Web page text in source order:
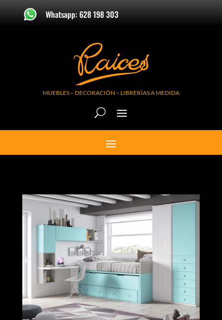
Whatsapp: 628 198 303
MUEBLES – DECORACIÓN – LIBRERÍAS A MEDIDA